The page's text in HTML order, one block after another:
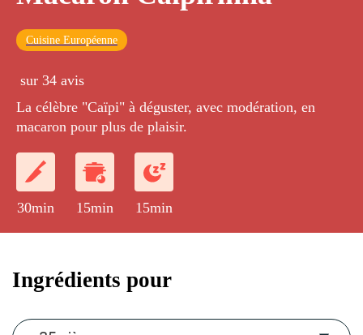
Cuisine Européenne
sur 34 avis
La célèbre "Caïpi" à déguster, avec modération, en
macaron pour plus de plaisir.
30min 15min 15min
Ingrédients pour